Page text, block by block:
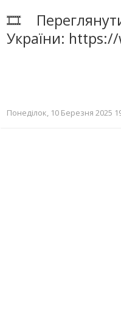
🎞
України:
Понеділок, 10 Березня 2025